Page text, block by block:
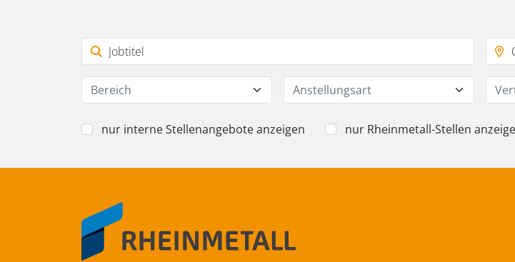
Bereich Anstellungsart
nur interne Stellenangebote anzeigen nur Rheinmetall-Stellen